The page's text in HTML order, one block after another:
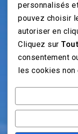
NOS GUIDES
Recrutement moto:
Recrutement
NOS
personnalisés
pouvez choisir
autoriser en
Cliquez sur
consentement
les cookies